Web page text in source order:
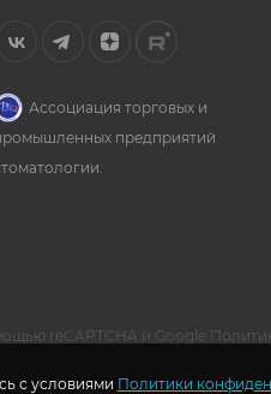
Ассоциация торговых и
предприятий
reCAPTCHA и Google
с условиями Политики